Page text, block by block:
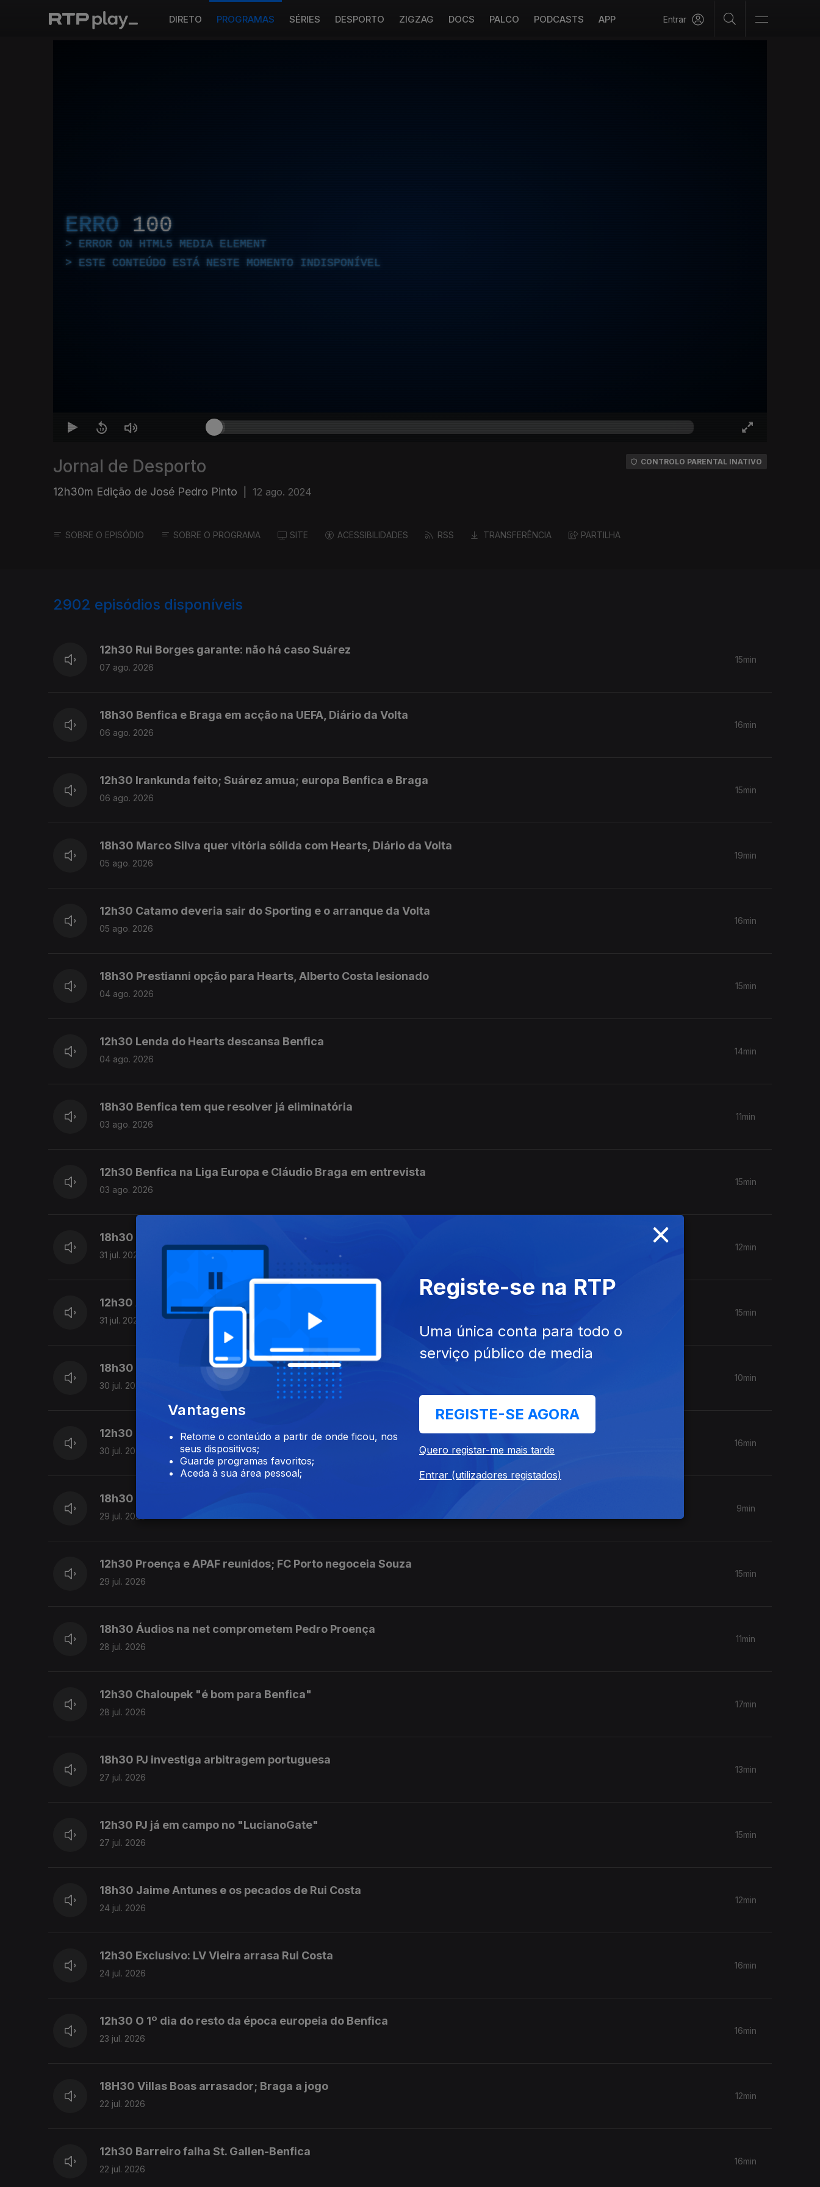
DIRETO PROGRAMAS SÉRIES DESPORTO ZIGZAG DOCS PALCO PODCASTS APP Entrar
ERRO 100
ERROR ON HTML5 MEDIA ELEMENT
ESTE CONTEÚDO ESTÁ NESTE MOMENTO INDISPONÍVEL
Jornal de Desporto
12h30m Edição de José Pedro Pinto 12 ago. 2024
CONTROLO PARENTAL INATIVO
SOBRE O EPISÓDIO SOBRE O PROGRAMA SITE ACESSIBILIDADES RSS TRANSFERÊNCIA PARTILHA
2902 episódios disponíveis
12h30 Rui Borges garante: não há caso Suárez
07 ago. 2026
15min
18h30 Benfica e Braga em acção na UEFA, Diário da Volta
06 ago. 2026
16min
12h30 Irankunda feito; Suárez amua; europa Benfica e Braga
06 ago. 2026
15min
18h30 Marco Silva quer vitória sólida com Hearts, Diário da Volta
05 ago. 2026
19min
12h30 Catamo deveria sair do Sporting e o arranque da Volta
05 ago. 2026
16min
18h30 Prestianni opção para Hearts, Alberto Costa lesionado
04 ago. 2026
15min
12h30 Lenda do Hearts descansa Benfica
04 ago. 2026
14min
18h30 Benfica tem que resolver já eliminatória
03 ago. 2026
11min
12h30 Benfica na Liga Europa e Cláudio Braga em entrevista
03 ago. 2026
15min
18h30 Árbitros fazem exigência a Pedro Proença
31 jul. 2026
12min
12h30 António Silva de partida e herói do Torreense nas Antas
31 jul. 2026
15min
18h30 UEFA boicota competições da FIFA
30 jul. 2026
10min
12h30 Ex-árbitro diz que Proença não é de confiar
30 jul. 2026
16min
18h30 Marco Silva conta com mundialistas
29 jul. 2026
9min
12h30 Proença e APAF reunidos; FC Porto negoceia Souza
29 jul. 2026
15min
18h30 Áudios na net comprometem Pedro Proença
28 jul. 2026
11min
12h30 Chaloupek "é bom para Benfica"
28 jul. 2026
17min
18h30 PJ investiga arbitragem portuguesa
27 jul. 2026
13min
12h30 PJ já em campo no "LucianoGate"
27 jul. 2026
15min
18h30 Jaime Antunes e os pecados de Rui Costa
24 jul. 2026
12min
12h30 Exclusivo: LV Vieira arrasa Rui Costa
24 jul. 2026
16min
12h30 O 1º dia do resto da época europeia do Benfica
23 jul. 2026
16min
18H30 Villas Boas arrasador; Braga a jogo
22 jul. 2026
12min
12h30 Barreiro falha St. Gallen-Benfica
22 jul. 2026
16min
×
Vantagens
Retome o conteúdo a partir de onde ficou, nos
seus dispositivos;
Guarde programas favoritos;
Aceda à sua área pessoal;
Registe-se na RTP
Uma única conta para todo o
serviço público de media
REGISTE-SE AGORA
Quero registar-me mais tarde
Entrar (utilizadores registados)